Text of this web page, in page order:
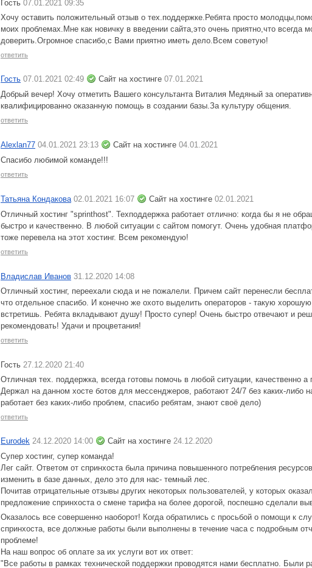
Гость 07.01.2021 09:35
Хочу оставить положительный отзыв о тех.поддержке.Ребята просто
моих проблемах.Мне как новичку в введении сайта,это очень приятно,что всегда
доверить.Огромное спасибо,с Вами приятно иметь дело.Всем советую!
ответить
Гость 07.01.2021 02:49 Сайт на хостинге 07.01.2021
Добрый вечер! Хочу отметить Вашего консультанта Виталия Медяный за
квалифицированно оказанную помощь в создании базы.За культуру общения.
ответить
Alexlan77 04.01.2021 23:13 Сайт на хостинге 04.01.2021
Спасибо любимой команде!!!
ответить
Татьяна Кондакова 02.01.2021 16:07 Сайт на хостинге 02.01.2021
Отличный хостинг "sprinthost". Техподдержка работает отлично: когда бы я не
быстро и качественно. В любой ситуации с сайтом помогут. Очень удобная
тоже перевела на этот хостинг. Всем рекомендую!
ответить
Владислав Иванов 31.12.2020 14:08
Отличный хостинг, переехали сюда и не пожалели. Причем сайт перенесли
что отдельное спасибо. И конечно же охото выделить операторов - такую
встретишь. Ребята вкладывают душу! Просто супер! Очень быстро отвечают и
рекомендовать! Удачи и процветания!
ответить
Гость 27.12.2020 21:40
Отличная тех. поддержка, всегда готовы помочь в любой ситуации, качественно а
Держал на данном хосте ботов для мессенджеров, работают 24/7 без каких-либо
работает без каких-либо проблем, спасибо ребятам, знают своё дело)
ответить
Eurodek 24.12.2020 14:00 Сайт на хостинге 24.12.2020
Супер хостинг, супер команда!
Лег сайт. Ответом от спринхоста была причина повышенного потребления
изменить в базе данных, дело это для нас- темный лес.
Почитав отрицательные отзывы других некоторых пользователей, у которых
предложение спринхоста о смене тарифа на более дорогой, поспешно сделали
Оказалось все совершенно наоборот! Когда обратились с просьбой о помощи к
спринхоста, все должные работы были выполнены в течение часа с подробным
проблеме!
На наш вопрос об оплате за их услуги вот их ответ:
"Все работы в рамках технической поддержки проводятся нами бесплатно. Были